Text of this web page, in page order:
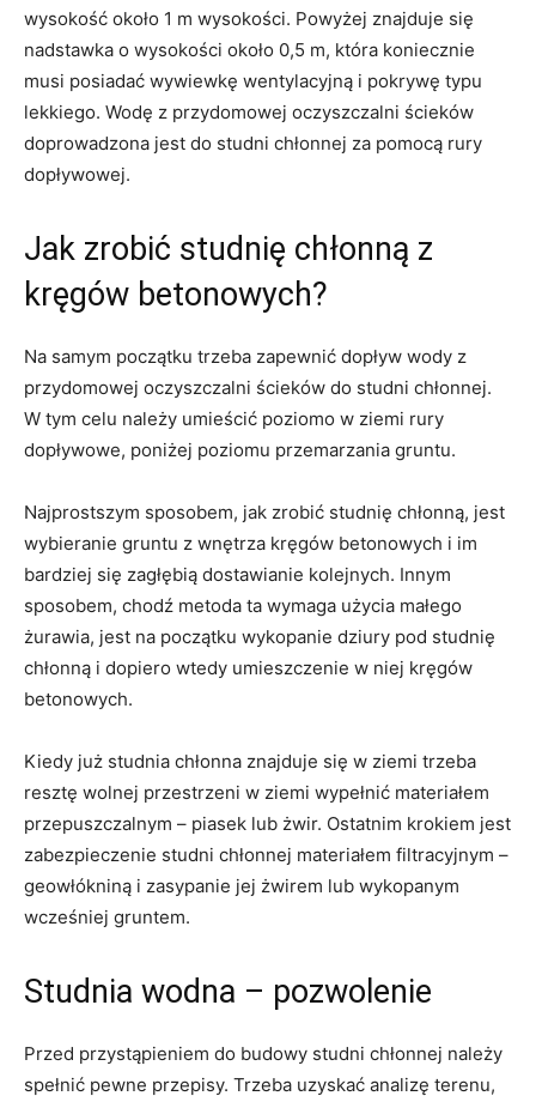
wysokość około 1 m wysokości. Powyżej znajduje się
nadstawka o wysokości około 0,5 m, która koniecznie
musi posiadać wywiewkę wentylacyjną i pokrywę typu
lekkiego. Wodę z przydomowej oczyszczalni ścieków
doprowadzona jest do studni chłonnej za pomocą rury
dopływowej.
Jak zrobić studnię chłonną z
kręgów betonowych?
Na samym początku trzeba zapewnić dopływ wody z
przydomowej oczyszczalni ścieków do studni chłonnej.
W tym celu należy umieścić poziomo w ziemi rury
dopływowe, poniżej poziomu przemarzania gruntu.
Najprostszym sposobem, jak zrobić studnię chłonną, jest
wybieranie gruntu z wnętrza kręgów betonowych i im
bardziej się zagłębią dostawianie kolejnych. Innym
sposobem, chodź metoda ta wymaga użycia małego
żurawia, jest na początku wykopanie dziury pod studnię
chłonną i dopiero wtedy umieszczenie w niej kręgów
betonowych.
Kiedy już studnia chłonna znajduje się w ziemi trzeba
resztę wolnej przestrzeni w ziemi wypełnić materiałem
przepuszczalnym – piasek lub żwir. Ostatnim krokiem jest
zabezpieczenie studni chłonnej materiałem filtracyjnym –
geowłókniną i zasypanie jej żwirem lub wykopanym
wcześniej gruntem.
Studnia wodna – pozwolenie
Przed przystąpieniem do budowy studni chłonnej należy
spełnić pewne przepisy. Trzeba uzyskać analizę terenu,